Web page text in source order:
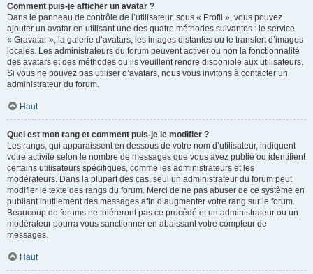
Comment puis-je afficher un avatar ?
Dans le panneau de contrôle de l’utilisateur, sous « Profil », vous pouvez
ajouter un avatar en utilisant une des quatre méthodes suivantes : le service
« Gravatar », la galerie d’avatars, les images distantes ou le transfert d’images
locales. Les administrateurs du forum peuvent activer ou non la fonctionnalité
des avatars et des méthodes qu’ils veuillent rendre disponible aux utilisateurs.
Si vous ne pouvez pas utiliser d’avatars, nous vous invitons à contacter un
administrateur du forum.
Haut
Quel est mon rang et comment puis-je le modifier ?
Les rangs, qui apparaissent en dessous de votre nom d’utilisateur, indiquent
votre activité selon le nombre de messages que vous avez publié ou identifient
certains utilisateurs spécifiques, comme les administrateurs et les
modérateurs. Dans la plupart des cas, seul un administrateur du forum peut
modifier le texte des rangs du forum. Merci de ne pas abuser de ce système en
publiant inutilement des messages afin d’augmenter votre rang sur le forum.
Beaucoup de forums ne toléreront pas ce procédé et un administrateur ou un
modérateur pourra vous sanctionner en abaissant votre compteur de
messages.
Haut